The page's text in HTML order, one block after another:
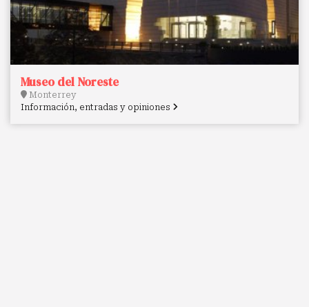
Museo del Noreste
Monterrey
Información, entradas y opiniones